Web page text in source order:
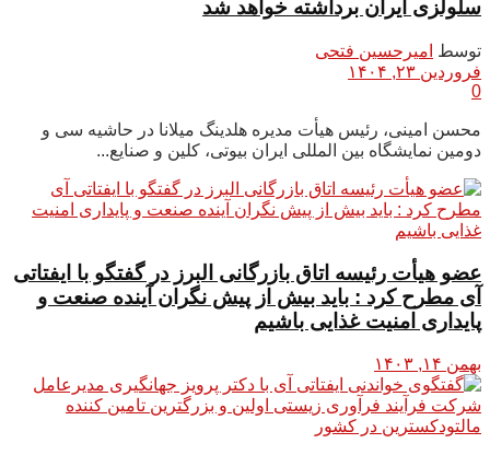
سلولزی ایران برداشته خواهد شد
توسط امیرحسین فتحی
فروردین ۲۳, ۱۴۰۴
0
محسن امینی، رئیس هیأت مدیره هلدینگ میلانا در حاشیه سی و
دومین نمایشگاه بین المللی ایران بیوتی، کلین و صنایع...
عضو هیأت رئیسه اتاق بازرگانی البرز در گفتگو با ایفتاتی
آی مطرح کرد : باید بیش از پیش نگران آینده صنعت و
پایداری امنیت غذایی باشیم
بهمن ۱۴, ۱۴۰۳